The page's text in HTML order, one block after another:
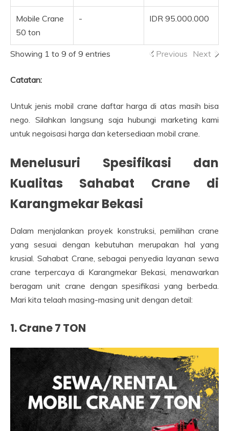
Mobile Crane
50 ton
- IDR 95.000.000
Showing 1 to 9 of 9 entries Previous Next
Catatan:
Untuk jenis mobil crane daftar harga di atas masih bisa
nego. Silahkan langsung saja hubungi marketing kami
untuk negoisasi harga dan ketersediaan mobil crane.
Menelusuri Spesifikasi dan
Kualitas Sahabat Crane di
Karangmekar Bekasi
Dalam menjalankan proyek konstruksi, pemilihan crane
yang sesuai dengan kebutuhan merupakan hal yang
krusial. Sahabat Crane, sebagai penyedia layanan sewa
crane terpercaya di Karangmekar Bekasi, menawarkan
beragam unit crane dengan spesifikasi yang berbeda.
Mari kita telaah masing-masing unit dengan detail:
1. Crane 7 TON